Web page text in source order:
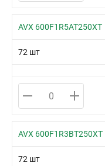
AVX 600F1R5AT250XT
72 шт
AVX 600F1R3BT250XT
72 шт